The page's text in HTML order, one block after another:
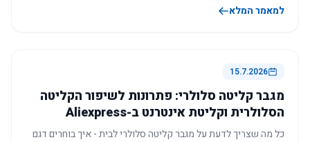
למאמר המלא
15.7.2026
מגבר קליטה סלולרי: פתרונות לשיפור הקליטה
הסלולרית וקליטת אינטרנט ב-Aliexpress
כל מה שצריך לדעת על מגבר קליטה סלולרי לבית - איך בוחרים דגם